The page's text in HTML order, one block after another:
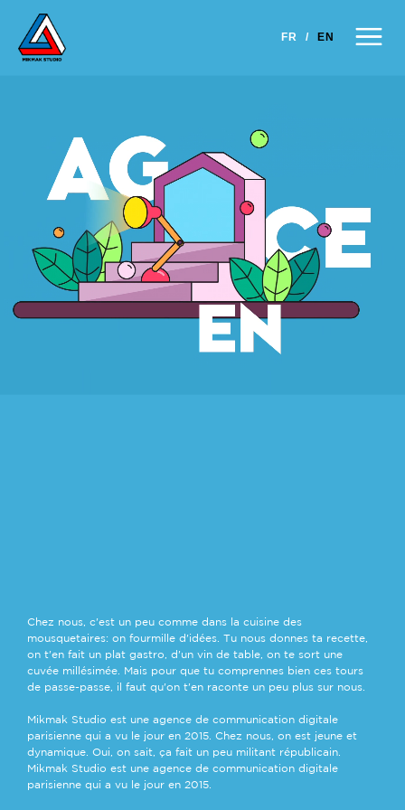
FR / EN
Chez nous, c'est un peu comme dans la cuisine des
mousquetaires: on fourmille d'idées. Tu nous donnes ta recette,
on t'en fait un plat gastro, d'un vin de table, on te sort une
cuvée millésimée. Mais pour que tu comprennes bien ces tours
de passe-passe, il faut qu'on t'en raconte un peu plus sur nous.
Mikmak Studio est une agence de communication digitale
parisienne qui a vu le jour en 2015. Chez nous, on est jeune et
dynamique. Oui, on sait, ça fait un peu militant républicain.
Mikmak Studio est une agence de communication digitale
parisienne qui a vu le jour en 2015.
×
POLITIQUE DE
CONFIDENTIALITE
& MENTIONS
LEGALES